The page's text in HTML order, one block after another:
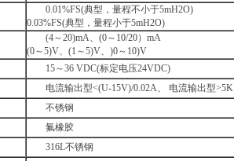
0.01%FS(典型，量程不小于5mH2O)
0.03%FS(典型，量程小于5mH2O)
(4～20)mA、(0～10/20）mA
(0～5)V、(1～5)V、)0～10)V
15～36 VDC(标定电压24VDC)
电流输出型<(U-15V)/0.02A、 电流输出型>5K
不锈钢
氟橡胶
316L不锈钢